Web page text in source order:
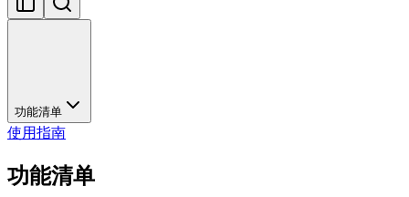
功能清单
使用指南
功能清单